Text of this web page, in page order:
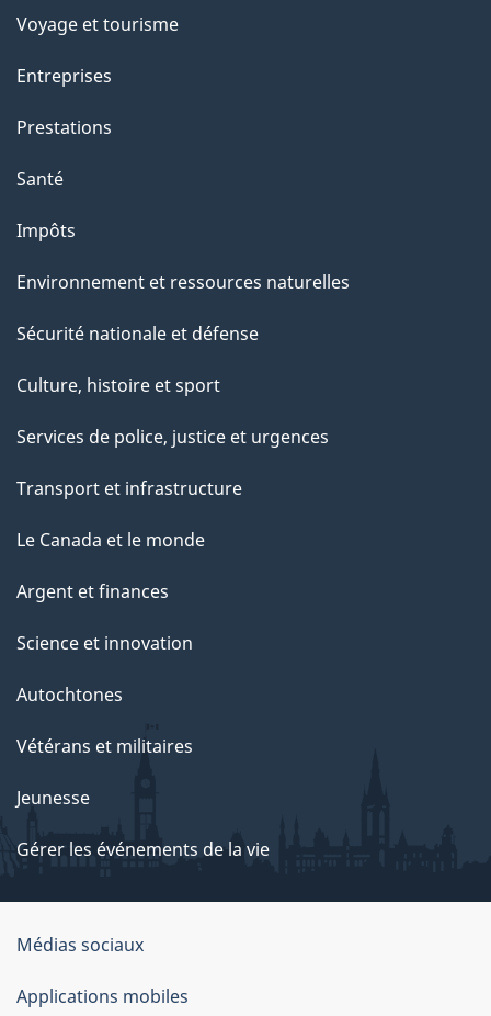
t
t
p
a
e
Voyage et tourisme
Entreprises
Prestations
Santé
Impôts
Environnement et ressources naturelles
Sécurité nationale et défense
Culture, histoire et sport
Services de police, justice et urgences
Transport et infrastructure
Le Canada et le monde
Argent et finances
Science et innovation
Autochtones
Vétérans et militaires
Jeunesse
Gérer les événements de la vie
Organisation
du
Médias sociaux
Applications mobiles